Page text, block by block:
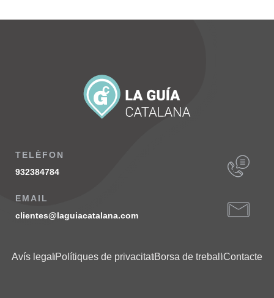
TELÈFON
932384784
EMAIL
clientes@laguiacatalana.com
Avís legal Polítiques de privacitatBorsa de treball Contacte